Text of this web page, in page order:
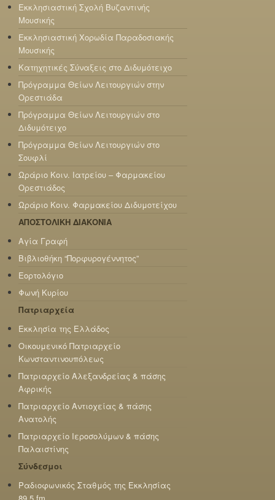
Εκκλησιαστική Σχολή Βυζαντινής
Μουσικής
Εκκλησιαστική Χορωδία Παραδοσιακής
Μουσικής
Κατηχητικές Σύναξεις στο Διδυμότειχο
Πρόγραμμα Θείων Λειτουργιών στην
Ορεστιάδα
Πρόγραμμα Θείων Λειτουργιών στο
Διδυμότειχο
Πρόγραμμα Θείων Λειτουργιών στο
Σουφλί
Ωράριο Κοιν. Ιατρείου – Φαρμακείου
Ορεστιάδος
Ωράριο Κοιν. Φαρμακείου Διδυμοτείχου
ΑΠΟΣΤΟΛΙΚΗ ΔΙΑΚΟΝΙΑ
Αγία Γραφή
Βιβλιοθήκη “Πορφυρογέννητος”
Εορτολόγιο
Φωνή Κυρίου
Πατριαρχεία
Εκκλησία της Ελλάδος
Οικουμενικό Πατριαρχείο
Κωνσταντινουπόλεως
Πατριαρχείο Αλεξανδρείας & πάσης
Αφρικής
Πατριαρχείο Αντιοχείας & πάσης
Ανατολής
Πατριαρχείο Ιεροσολύμων & πάσης
Παλαιστίνης
Σύνδεσμοι
Ραδιοφωνικός Σταθμός της Εκκλησίας
89,5 fm